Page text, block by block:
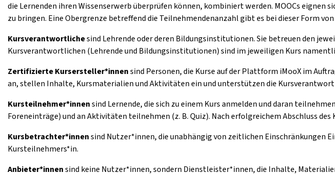
die Lernenden ihren Wissenserwerb überprüfen können, kombiniert werden. MOOCs
zu bringen. Eine Obergrenze betreffend die Teilnehmendenanzahl gibt es bei dieser Form
Kursverantwortlichesind Lehrende oder deren Bildungsinstitutionen. Sie betreuen den
Kursverantwortlichen (Lehrende und Bildungsinstitutionen) sind im jeweiligen Kurs
Zertifizierte Kursersteller*innensind Personen, die Kurse auf der Plattform iMooX im
an, stellen Inhalte, Kursmaterialien und Aktivitäten ein und unterstützen die
Kursteilnehmer*innensind Lernende, die sich zu einem Kurs anmelden und daran
Foreneinträge) und an Aktivitäten teilnehmen (z. B. Quiz). Nach erfolgreichem Abschluss
Kursbetrachter*innensind Nutzer*innen, die unabhängig von zeitlichen Einschränkungen
Kursteilnehmers*in.
Anbieter*innensind keine Nutzer*innen, sondern Dienstleister*innen, die Inhalte,